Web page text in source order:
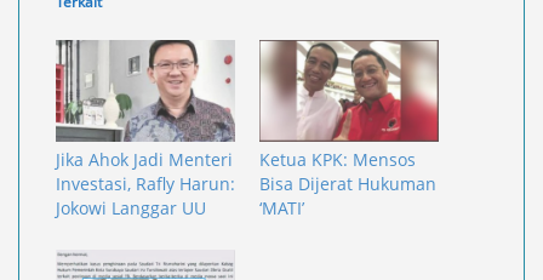
Jika Ahok Jadi Menteri
Investasi, Rafly Harun:
Jokowi Langgar UU
Ketua KPK: Mensos
Bisa Dijerat Hukuman
‘MATI’